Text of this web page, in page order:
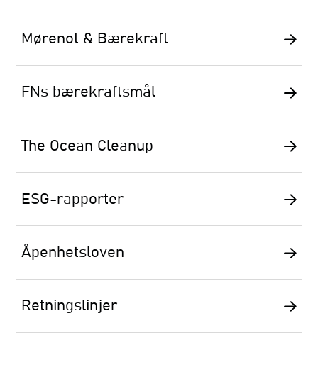
Mørenot & Bærekraft
FNs bærekraftsmål
The Ocean Cleanup
ESG-rapporter
Åpenhetsloven
Retningslinjer